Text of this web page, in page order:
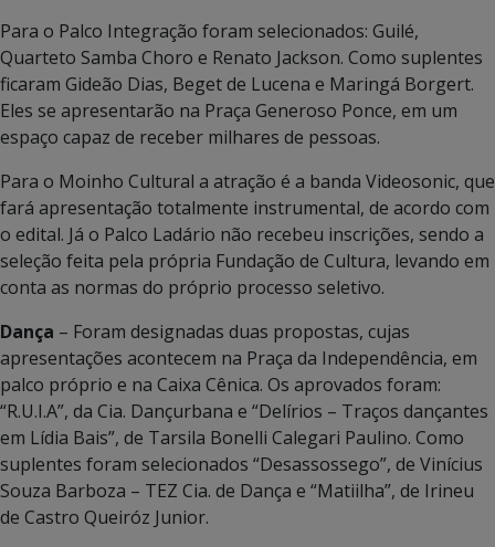
Para o Palco Integração foram selecionados: Guilé,
Quarteto Samba Choro e Renato Jackson. Como suplentes
ficaram Gideão Dias, Beget de Lucena e Maringá Borgert.
Eles se apresentarão na Praça Generoso Ponce, em um
espaço capaz de receber milhares de pessoas.
Para o Moinho Cultural a atração é a banda Videosonic, que
fará apresentação totalmente instrumental, de acordo com
o edital. Já o Palco Ladário não recebeu inscrições, sendo a
seleção feita pela própria Fundação de Cultura, levando em
conta as normas do próprio processo seletivo.
Dança – Foram designadas duas propostas, cujas
apresentações acontecem na Praça da Independência, em
palco próprio e na Caixa Cênica. Os aprovados foram:
“R.U.I.A”, da Cia. Dançurbana e “Delírios – Traços dançantes
em Lídia Bais”, de Tarsila Bonelli Calegari Paulino. Como
suplentes foram selecionados “Desassossego”, de Vinícius
Souza Barboza – TEZ Cia. de Dança e “Matiilha”, de Irineu
de Castro Queiróz Junior.